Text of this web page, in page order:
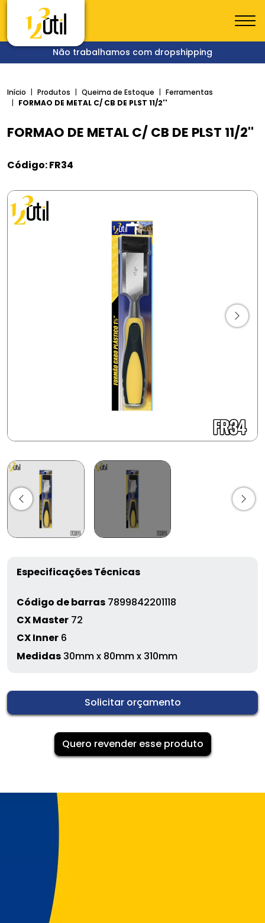
Não trabalhamos com dropshipping
Início Produtos Queima de Estoque
Ferramentas
FORMAO DE METAL C/ CB DE PLST 11/2''
FORMAO DE METAL C/ CB DE PLST 11/2''
Código: FR34
Especificações Técnicas
Código de barras 7899842201118
CX Master 72
CX Inner 6
Medidas 30mm x 80mm x 310mm
Solicitar orçamento
Quero revender esse produto